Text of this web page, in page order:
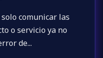
comunicar las
o servicio ya no
de...